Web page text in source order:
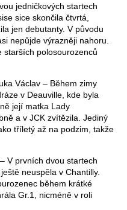
jedničkových startech
sice skončila čtvrtá,
jen debutanty. V původu
nepůjde výrazněji nahoru.
starších polosourozenců
Václav – Během zimy
v Deauville, kde byla
její matka Lady
a v JCK zvítězila. Jediný
tříletý až na podzim, takže
V prvních dvou startech
neuspěla v Chantilly.
během krátké
Gr.1, nicméně v roli